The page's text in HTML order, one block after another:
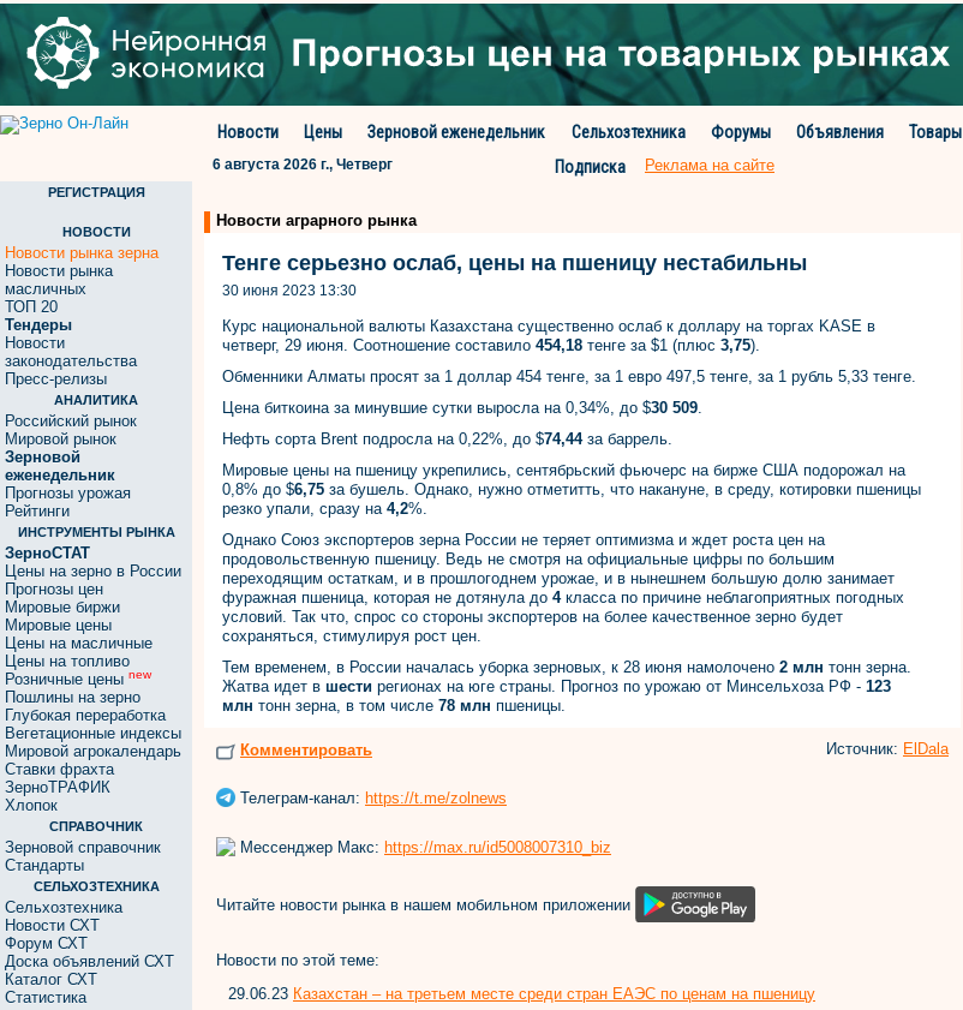
Новости Цены Зерновой еженедельник Сельхозтехника Форумы Объявления
Товары
Подписка
6 августа 2026 г., Четверг Реклама на сайте
РЕГИСТРАЦИЯ
НОВОСТИ
Новости рынка зерна
Новости рынка
масличных
ТОП 20
Тендеры
Новости
законодательства
Пресс-релизы
АНАЛИТИКА
Российский рынок
Мировой рынок
Зерновой
еженедельник
Прогнозы урожая
Рейтинги
ИНСТРУМЕНТЫ РЫНКА
ЗерноСТАТ
Цены на зерно в России
Прогнозы цен
Мировые биржи
Мировые цены
Цены на масличные
Цены на топливо
Розничные цены new
Пошлины на зерно
Глубокая переработка
Вегетационные индексы
Мировой агрокалендарь
Ставки фрахта
ЗерноТРАФИК
Хлопок
СПРАВОЧНИК
Зерновой справочник
Стандарты
СЕЛЬХОЗТЕХНИКА
Сельхозтехника
Новости СХТ
Форум СХТ
Доска объявлений СХТ
Каталог СХТ
Статистика
Новости аграрного рынка
Тенге серьезно ослаб, цены на пшеницу нестабильны
30 июня 2023 13:30
Курс национальной валюты Казахстана существенно ослаб к доллару на торгах KASE в
четверг, 29 июня. Соотношение составило 454,18 тенге за $1 (плюс 3,75).
Обменники Алматы просят за 1 доллар 454 тенге, за 1 евро 497,5 тенге, за 1 рубль 5,33 тенге.
Цена биткоина за минувшие сутки выросла на 0,34%, до $30 509.
Нефть сорта Brent подросла на 0,22%, до $74,44 за баррель.
Мировые цены на пшеницу укрепились, сентябрьский фьючерс на бирже США подорожал на
0,8% до $6,75 за бушель. Однако, нужно отметитть, что накануне, в среду, котировки пшеницы
резко упали, сразу на 4,2%.
Однако Союз экспортеров зерна России не теряет оптимизма и ждет роста цен на
продовольственную пшеницу. Ведь не смотря на официальные цифры по большим
переходящим остаткам, и в прошлогоднем урожае, и в нынешнем большую долю занимает
фуражная пшеница, которая не дотянула до 4 класса по причине неблагоприятных погодных
условий. Так что, спрос со стороны экспортеров на более качественное зерно будет
сохраняться, стимулируя рост цен.
Тем временем, в России началась уборка зерновых, к 28 июня намолочено 2 млн тонн зерна.
Жатва идет в шести регионах на юге страны. Прогноз по урожаю от Минсельхоза РФ - 123
млн тонн зерна, в том числе 78 млн пшеницы.
Комментировать Источник: ElDala
Телеграм-канал: https://t.me/zolnews
Мессенджер Макс: https://max.ru/id5008007310_biz
Читайте новости рынка в нашем мобильном приложении
Новости по этой теме:
29.06.23 Казахстан – на третьем месте среди стран ЕАЭС по ценам на пшеницу